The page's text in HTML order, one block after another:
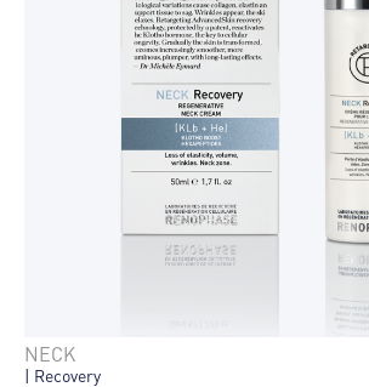
NECK
| Recovery